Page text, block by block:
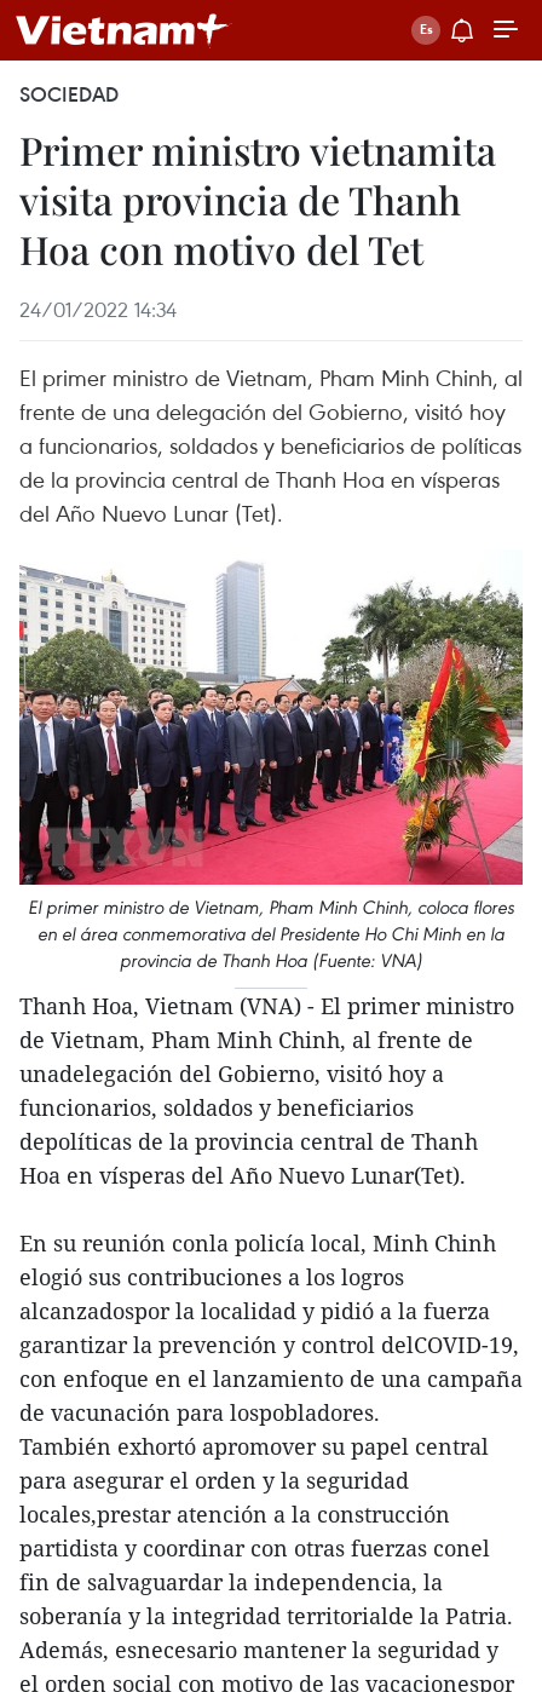
SOCIEDAD
Primer ministro vietnamita
visita provincia de Thanh
Hoa con motivo del Tet
24/01/2022 14:34
El primer ministro de Vietnam, Pham Minh Chinh, al
frente de una delegación del Gobierno, visitó hoy
a funcionarios, soldados y beneficiarios de políticas
de la provincia central de Thanh Hoa en vísperas
del Año Nuevo Lunar (Tet).
El primer ministro de Vietnam, Pham Minh Chinh, coloca flores
en el área conmemorativa del Presidente Ho Chi Minh en la
provincia de Thanh Hoa (Fuente: VNA)
Thanh Hoa, Vietnam (VNA) - El primer ministro
de Vietnam, Pham Minh Chinh, al frente de
unadelegación del Gobierno, visitó hoy a
funcionarios, soldados y beneficiarios
depolíticas de la provincia central de Thanh
Hoa en vísperas del Año Nuevo Lunar(Tet).
En su reunión conla policía local, Minh Chinh
elogió sus contribuciones a los logros
alcanzadospor la localidad y pidió a la fuerza
garantizar la prevención y control delCOVID-19,
con enfoque en el lanzamiento de una campaña
de vacunación para lospobladores.
También exhortó apromover su papel central
para asegurar el orden y la seguridad
locales,prestar atención a la construcción
partidista y coordinar con otras fuerzas conel
fin de salvaguardar la independencia, la
soberanía y la integridad territorialde la Patria.
Además, esnecesario mantener la seguridad y
el orden social con motivo de las vacacionespor